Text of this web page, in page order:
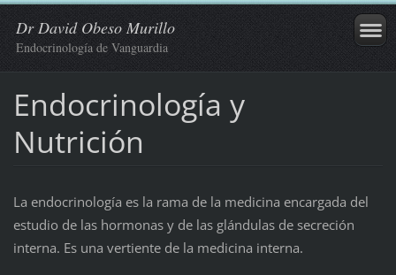
Dr David Obeso Murillo
Endocrinología de Vanguardia
Endocrinología y
Nutrición
La endocrinología es la rama de la medicina encargada del
estudio de las hormonas y de las glándulas de secreción
interna. Es una vertiente de la medicina interna.